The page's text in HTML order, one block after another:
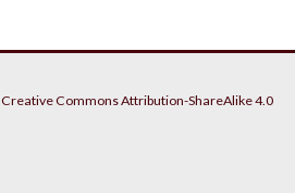
Creative Commons Attribution-ShareAlike 4.0